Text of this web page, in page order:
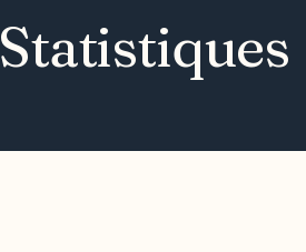
Statistiques